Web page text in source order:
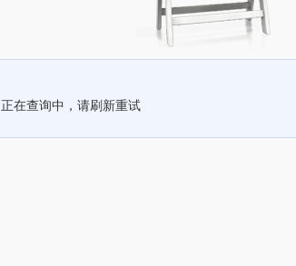
正在查询中，请刷新重试